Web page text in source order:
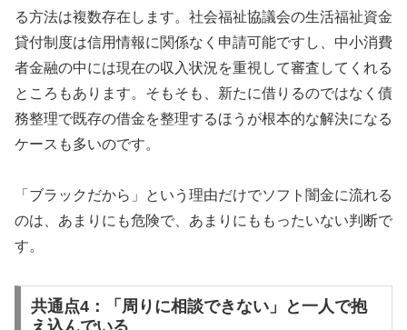
る方法は複数存在します。社会福祉協議会の生活福祉資金
貸付制度は信用情報に関係なく申請可能ですし、中小消費
者金融の中には現在の収入状況を重視して審査してくれる
ところもあります。そもそも、新たに借りるのではなく債
務整理で既存の借金を整理するほうが根本的な解決になる
ケースも多いのです。
「ブラックだから」という理由だけでソフト闇金に流れる
のは、あまりにも危険で、あまりにももったいない判断で
す。
共通点4：「周りに相談できない」と一人で抱
え込んでいる